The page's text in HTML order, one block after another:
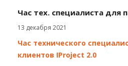
Час тех. специалиста для
13 декабря 2021
Час технического
клиентов IProject 2.0